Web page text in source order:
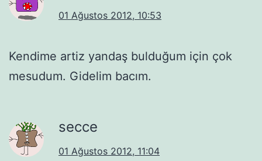
01 Ağustos 2012, 10:53
Kendime artiz yandaş bulduğum için çok
mesudum. Gidelim bacım.
secce
01 Ağustos 2012, 11:04